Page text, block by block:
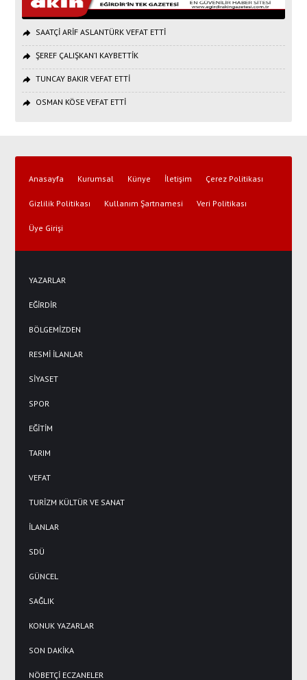
SAATÇİ ARİF ASLANTÜRK VEFAT ETTİ
ŞEREF ÇALIŞKAN’I KAYBETTİK
TUNCAY BAKIR VEFAT ETTİ
OSMAN KÖSE VEFAT ETTİ
Anasayfa Kurumsal Künye İletişim Çerez Politikası
Gizlilik Politikası Kullanım Şartnamesi Veri Politikası
Üye Girişi
YAZARLAR
EĞİRDİR
BÖLGEMİZDEN
RESMİ İLANLAR
SİYASET
SPOR
EĞİTİM
TARIM
VEFAT
TURİZM KÜLTÜR VE SANAT
İLANLAR
SDÜ
GÜNCEL
SAĞLIK
KONUK YAZARLAR
SON DAKİKA
NÖBETÇİ ECZANELER